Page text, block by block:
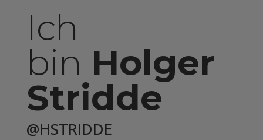
Ich
bin Holger
Stridde
@HSTRIDDE